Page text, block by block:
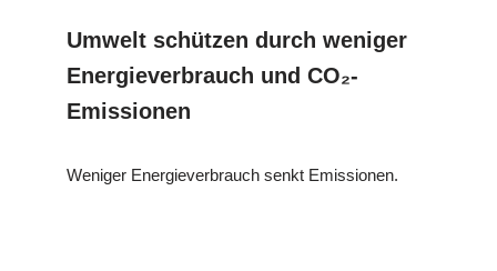
Umwelt schützen durch weniger
Energieverbrauch und CO₂-
Emissionen
Weniger Energieverbrauch senkt Emissionen.